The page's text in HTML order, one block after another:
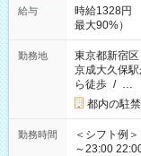
給与
時給1328円
最大90%）
勤務地
東京都新宿区
京成大久保
ら徒歩 / …
都内の駐
勤務時間
＜シフト例
～23:00 22:00～06:00 な